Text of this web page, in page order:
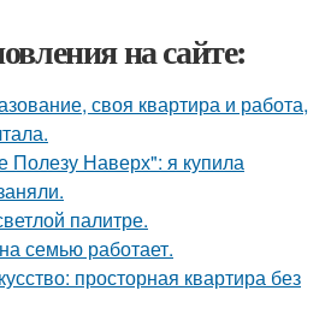
на сайте:
своя квартира и работа,
Полезу Наверх": я купила
палитре.
семью работает.
просторная квартира без